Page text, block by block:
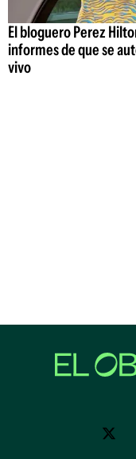
El bloguero Perez
informes de que se
vivo